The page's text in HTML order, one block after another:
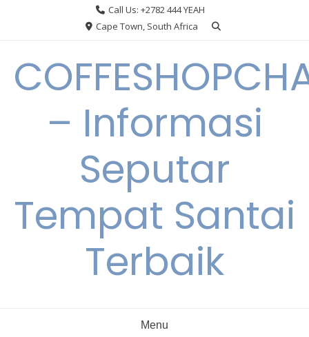
Call Us: +2782 444 YEAH
Cape Town, South Africa
– Informasi
Seputar
Tempat Santai
Terbaik
Menu